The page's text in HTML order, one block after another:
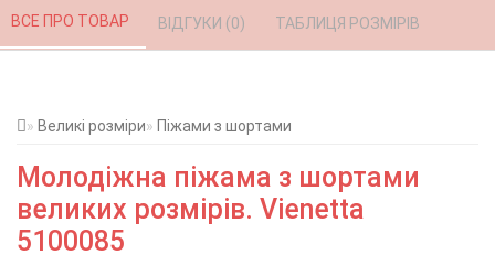
Великі розміри Піжами з шортами
Молодіжна піжама з шортами
великих розмірів. Vienetta
5100085
ВСЕ ПРО ТОВАР ВІДГУКИ (0) ТАБЛИЦЯ РОЗМІРІВ